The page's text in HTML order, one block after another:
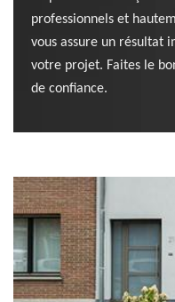
professionnels et
vous assure un résultat
votre projet. Faites le
de confiance.